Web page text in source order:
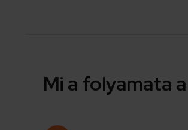
Mi a folyamata